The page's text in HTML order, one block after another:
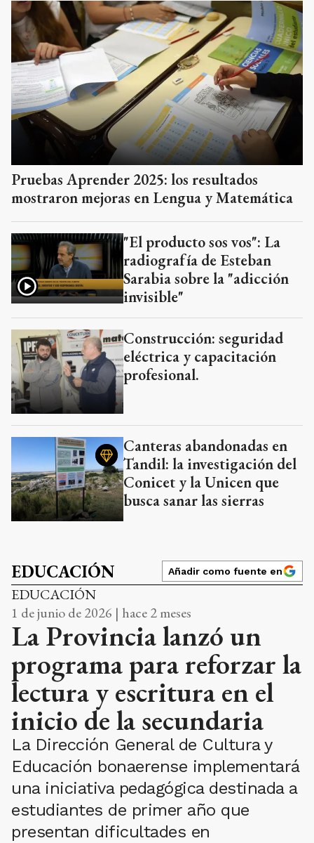
Pruebas Aprender 2025: los resultados
mostraron mejoras en Lengua y Matemática
"El producto sos vos": La
radiografía de Esteban
Sarabia sobre la "adicción
invisible"
Construcción: seguridad
eléctrica y capacitación
profesional.
Canteras abandonadas en
Tandil: la investigación del
Conicet y la Unicen que
busca sanar las sierras
EDUCACIÓN Añadir como fuente en
EDUCACIÓN
1 de junio de 2026 | hace 2 meses
La Provincia lanzó un
programa para reforzar la
lectura y escritura en el
inicio de la secundaria
La Dirección General de Cultura y
Educación bonaerense implementará
una iniciativa pedagógica destinada a
estudiantes de primer año que
presentan dificultades en